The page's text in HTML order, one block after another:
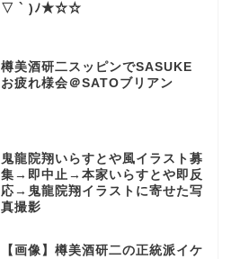
▽ ` )ﾉ★☆☆
樽美酒研二スッピンでSASUKE
お疲れ様会＠SATOブリアン
鬼龍院翔いらすとや風イラスト募
集→即中止→本家いらすとや即反
応→鬼龍院翔イラストに寄せた写
真撮影
【画像】樽美酒研二の正統派イケ